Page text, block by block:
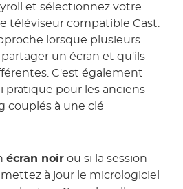
et sélectionnez votre
téléviseur compatible Cast.
lorsque plusieurs
un écran et qu'ils
C'est également
pratique pour les anciens
couplés à une clé
écran noir ou si la session
à jour le micrologiciel